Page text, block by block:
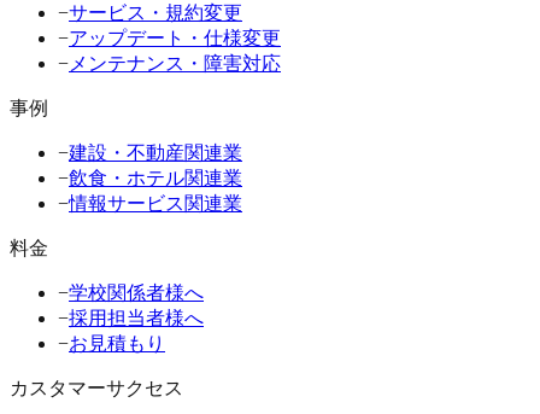
−サービス・規約変更
−アップデート・仕様変更
− メンテナンス・障害対応
事例
−建設・不動産関連業
−飲食・ホテル関連業
−情報サービス関連業
料金
−学校関係者様へ
−採用担当者様へ
−お見積もり
カスタマーサクセス